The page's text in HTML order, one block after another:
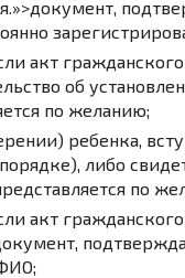
,
акт
об
по желанию;
ребенка,
либо
по
акт
,